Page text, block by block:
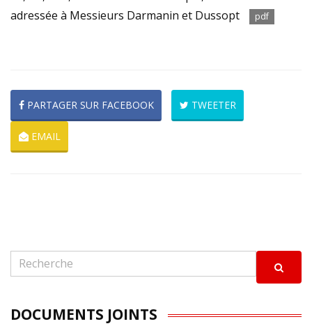
adressée à Messieurs Darmanin et Dussopt
pdf
PARTAGER SUR FACEBOOK TWEETER
EMAIL
DOCUMENTS JOINTS